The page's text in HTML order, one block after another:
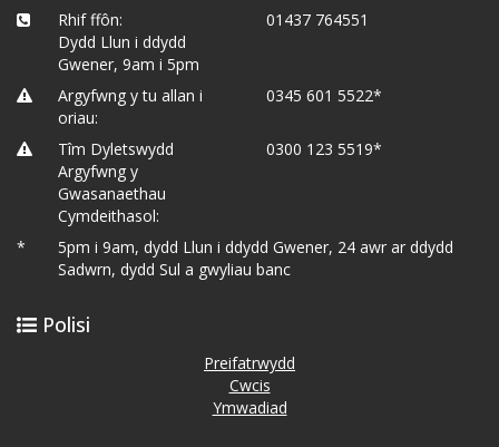
Rhif ffôn:
Dydd Llun i ddydd
Gwener, 9am i 5pm
01437 764551
Argyfwng y tu allan i
oriau:
0345 601 5522*
Tîm Dyletswydd
Argyfwng y
Gwasanaethau
Cymdeithasol:
0300 123 5519*
*
5pm i 9am, dydd Llun i ddydd Gwener, 24 awr ar ddydd
Sadwrn, dydd Sul a gwyliau banc
Polisi
Preifatrwydd
Cwcis
Ymwadiad